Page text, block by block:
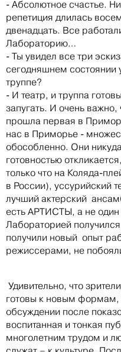
- Абсолютное счастье.
репетиция длилась
двенадцать. Все
Лабораторию…
- Ты увидел все три
сегодняшнем состоянии
труппе?
- И театр, и труппа
запугать. И очень
прошла первая в
нас в Приморье -
обособленно. Они
готовностью
только что на Коляда-
в России), уссурийский
лучший актерский
есть АРТИСТЫ, а не один
Лабораторией
получили новый опыт
режиссерами, не
Удивительно, что
готовы к новым
обсуждении после
воспитанная и тонкая
многолетним трудом и